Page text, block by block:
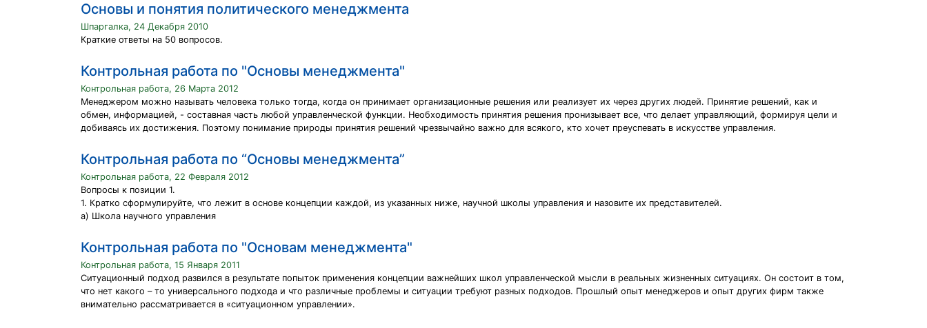
Основы и понятия политического менеджмента
Шпаргалка, 24 Декабря 2010
Краткие ответы на 50 вопросов.
Контрольная работа по "Основы менеджмента"
Контрольная работа, 26 Марта 2012
Менеджером можно называть человека только тогда, когда он принимает организационные решения или реализует их через других людей. Принятие решений, как и
обмен, информацией, - составная часть любой управленческой функции. Необходимость принятия решения пронизывает все, что делает управляющий, формируя цели и
добиваясь их достижения. Поэтому понимание природы принятия решений чрезвычайно важно для всякого, кто хочет преуспевать в искусстве управления.
Контрольная работа по “Основы менеджмента”
Контрольная работа, 22 Февраля 2012
Вопросы к позиции 1.
1. Кратко сформулируйте, что лежит в основе концепции каждой, из указанных ниже, научной школы управления и назовите их представителей.
а) Школа научного управления
Контрольная работа по "Основам менеджмента"
Контрольная работа, 15 Января 2011
Ситуационный подход развился в результате попыток применения концепции важнейших школ управленческой мысли в реальных жизненных ситуациях. Он состоит в том,
что нет какого – то универсального подхода и что различные проблемы и ситуации требуют разных подходов. Прошлый опыт менеджеров и опыт других фирм также
внимательно рассматривается в «ситуационном управлении».